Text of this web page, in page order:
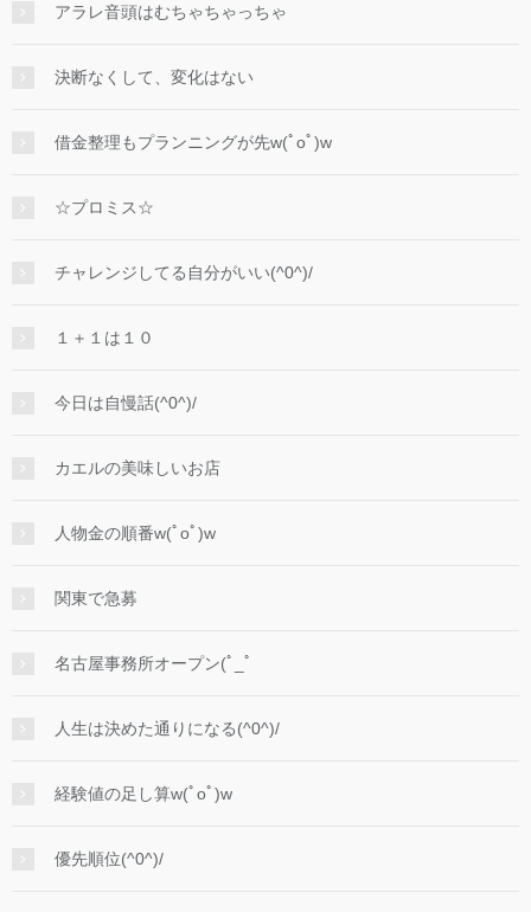
アラレ音頭はむちゃちゃっちゃ
決断なくして、変化はない
借金整理もプランニングが先w(ﾟoﾟ)w
☆プロミス☆
チャレンジしてる自分がいい(^0^)/
１＋１は１０
今日は自慢話(^0^)/
カエルの美味しいお店
人物金の順番w(ﾟoﾟ)w
関東で急募
名古屋事務所オープン(ﾟ_ﾟ
人生は決めた通りになる(^0^)/
経験値の足し算w(ﾟoﾟ)w
優先順位(^0^)/